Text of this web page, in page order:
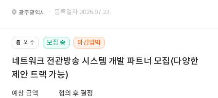
광주광역시 · 등록일자 2026.07.23.
📔 외주 모집 중 마감임박
네트워크 전관방송 시스템 개발 파트너 모집(다양한
제안 트랙 가능)
예상 금액
협의 후 결정